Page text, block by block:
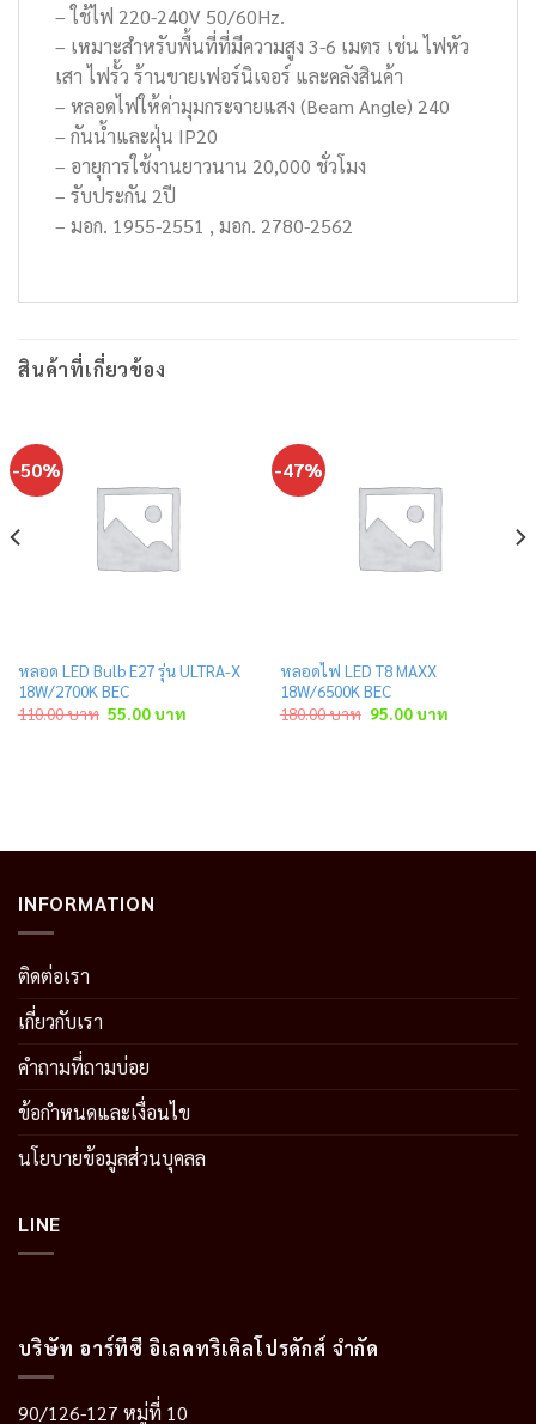
– ใช้ไฟ 220-240V 50/60Hz.
– เหมาะสำหรับพื้นที่ที่มีความสูง 3-6 เมตร เช่น ไฟหัว
เสา ไฟรั้ว ร้านขายเฟอร์นิเจอร์ และคลังสินค้า
– หลอดไฟให้ค่ามุมกระจายแสง (Beam Angle) 240
– กันน้ำและฝุ่น IP20
– อายุการใช้งานยาวนาน 20,000 ชั่วโมง
– รับประกัน 2ปี
– มอก. 1955-2551 , มอก. 2780-2562
สินค้าที่เกี่ยวข้อง
-50%
หลอด LED Bulb E27 รุ่น ULTRA-X
18W/2700K BEC
110.00บาท Original
price
55.00บาทCurrent
price
-47%
หลอดไฟ LED T8 MAXX
18W/6500K BEC
180.00บาท Original
price
95.00บาทCurrent
price
INFORMATION
ติดต่อเรา
เกี่ยวกับเรา
คำถามที่ถามบ่อย
ข้อกำหนดและเงื่อนไข
นโยบายข้อมูลส่วนบุคลล
LINE
บริษัท อาร์ทีซี อิเลคทริเคิลโปรดักส์ จำกัด
90/126-127 หมู่ที่ 10